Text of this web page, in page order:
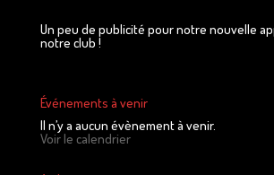
Un peu de publicité pour notre nouvelle
notre club !
Événements à venir
Il n’y a aucun évènement à venir.
Voir le calendrier